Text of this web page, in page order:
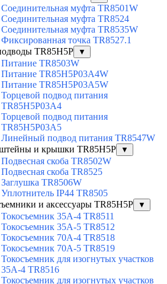
Соединительная муфта TR8501W
Соединительная муфта TR8524
Соединительная муфта TR8535W
Фиксированная точка TR8527.1
TR85H5P
▼
Питание TR8503W
Питание TR85H5P03A4W
Питание TR85H5P03A5W
Торцевой подвод питания
TR85H5P03A4
Торцевой подвод питания
TR85H5P03A5
Линейный подвод питания TR8547W
и крышки TR85H5P
▼
Подвесная скоба TR8502W
Подвесная скоба TR8525
Заглушка TR8506W
Уплотнитель IP44 TR8505
и аксессуары TR85H5P
▼
Токосъемник 35А-4 TR8511
Токосъемник 35А-5 TR8512
Токосъемник 70А-4 TR8518
Токосъемник 70А-5 TR8519
Токосъемник для изогнутых участков
35А-4 TR8516
Токосъемник для изогнутых участков